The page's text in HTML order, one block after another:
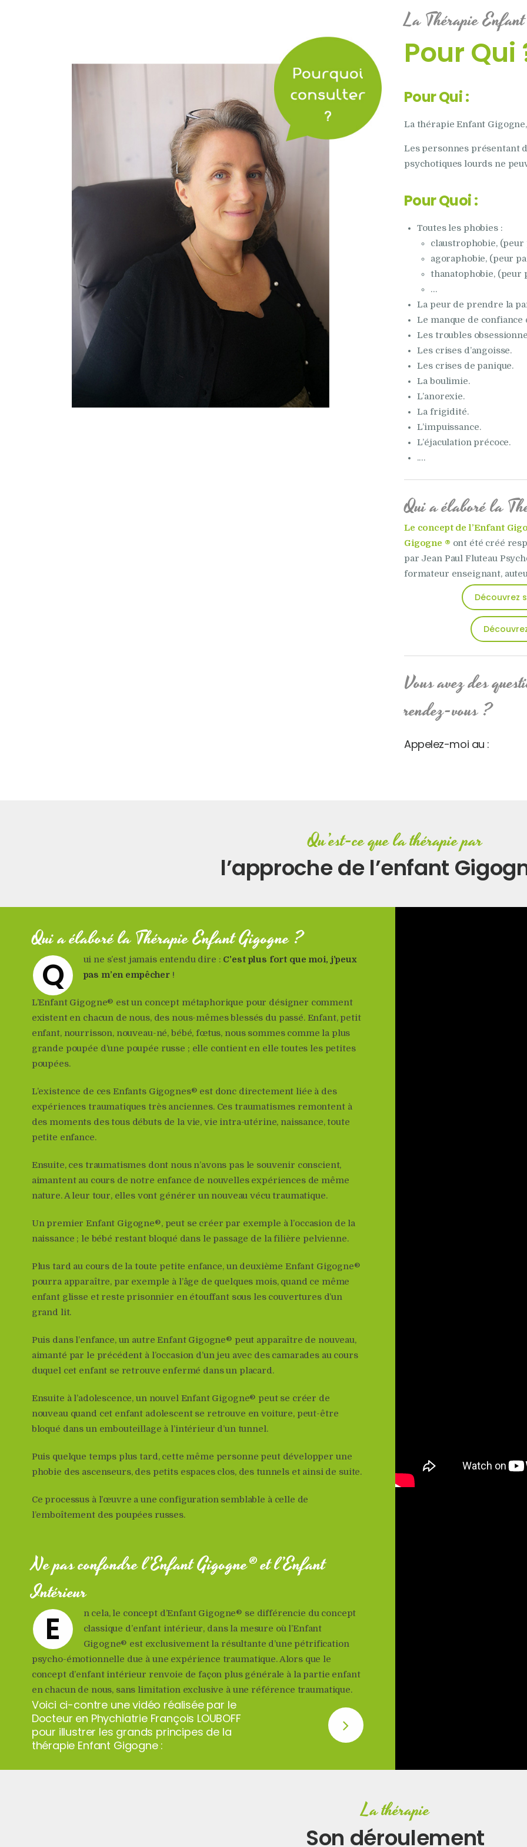
La Thérapie
Pour Qui
Pour Qui :
La thérapie Enfant
Les personnes présentant
psychotiques lourds ne
PourQuoi:
Toutes les phobies :
claustrophobie, (peur
agoraphobie, (peur
thanatophobie, (peur
…
La peur de prendre la
Le manque de confiance
Les troubles
Les crises d’angoisse.
Les crises de panique.
La boulimie.
L’anorexie.
La frigidité.
L’impuissance.
L’éjaculation précoce.
.…
Qui a élaboré la
Le concept de l’Enfant
Gigogne ® ont été créé
par Jean Paul Fluteau
formateur enseignant,
Découvrez
Vous avez des
rendez-vous ?
Appelez-moi au :
Qu’est-ce que la thérapie par
l’approche de l’enfant
Qui a élaboré la Thérapie Enfant Gigogne ?
Q ui ne s’est jamais entendu dire : C’est plus fort que moi, j’peux
pas m’en empêcher!
L’Enfant Gigogne® est un concept métaphorique pour désigner comment
existent en chacun de nous, des nous-mêmes blessés du passé. Enfant, petit
enfant, nourrisson, nouveau-né, bébé, fœtus, nous sommes comme la plus
grande poupée d’une poupée russe ; elle contient en elle toutes les petites
poupées.
L’existence de ces Enfants Gigognes® est donc directement liée à des
expériences traumatiques très anciennes. Ces traumatismes remontent à
des moments des tous débuts de la vie, vie intra-utérine, naissance, toute
petite enfance.
Ensuite, ces traumatismes dont nous n’avons pas le souvenir conscient,
aimantent au cours de notre enfance de nouvelles expériences de même
nature. A leur tour, elles vont générer un nouveau vécu traumatique.
Un premier Enfant Gigogne®, peut se créer par exemple à l’occasion de la
naissance ; le bébé restant bloqué dans le passage de la filière pelvienne.
Plus tard au cours de la toute petite enfance, un deuxième Enfant Gigogne®
pourra apparaître, par exemple à l’âge de quelques mois, quand ce même
enfant glisse et reste prisonnier en étouffant sous les couvertures d’un
grand lit.
Puis dans l’enfance, un autre Enfant Gigogne® peut apparaître de nouveau,
aimanté par le précédent à l’occasion d’un jeu avec des camarades au cours
duquel cet enfant se retrouve enfermé dans un placard.
Ensuite à l’adolescence, un nouvel Enfant Gigogne® peut se créer de
nouveau quand cet enfant adolescent se retrouve en voiture, peut-être
bloqué dans un embouteillage à l’intérieur d’un tunnel.
Puis quelque temps plus tard, cette même personne peut développer une
phobie des ascenseurs, des petits espaces clos, des tunnels et ainsi de suite.
Ce processus à l’œuvre a une configuration semblable à celle de
l’emboîtement des poupées russes.
Ne pas confondre l’Enfant Gigogne® et l’Enfant
Intérieur
E
n cela, le concept d’Enfant Gigogne® se différencie du concept
classique d’enfant intérieur, dans la mesure où l’Enfant
Gigogne® est exclusivement la résultante d’une pétrification
psycho-émotionnelle due à une expérience traumatique. Alors que le
concept d’enfant intérieur renvoie de façon plus générale à la partie enfant
en chacun de nous, sans limitation exclusive à une référence traumatique.
Voici ci-contre une vidéo réalisée par le
Docteur en Phychiatrie François LOUBOFF
pour illustrer les grands principes de la
thérapie Enfant Gigogne :
La thérapie
Son déroulement